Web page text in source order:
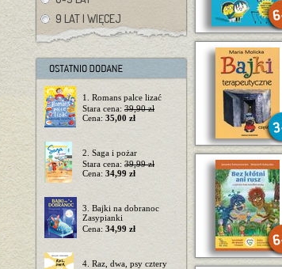
9 LAT I WIĘCEJ
1. Romans palce lizać
Stara cena: 39,90 zł
Cena: 35,00 zł
2. Saga i pożar
Stara cena: 39,99 zł
Cena: 34,99 zł
3. Bajki na dobranoc
Zasypianki
Cena: 34,99 zł
4. Raz, dwa, psy cztery